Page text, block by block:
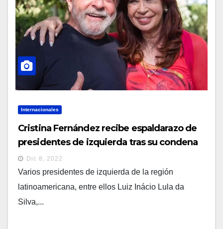
Internacionales
Cristina Fernández recibe espaldarazo de
presidentes de izquierda tras su condena
por corrupción
Dic 8, 2022
Varios presidentes de izquierda de la región
latinoamericana, entre ellos Luiz Inácio Lula da
Silva,...